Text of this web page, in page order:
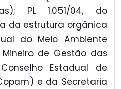
PL 1.051/04, do
da estrutura orgânica
do Meio Ambiente
de Gestão das
Estadual de
e da Secretaria